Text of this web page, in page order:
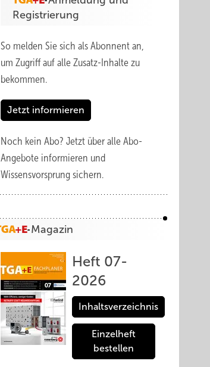
Registrierung
So melden Sie sich als Abonnent an,
um Zugriff auf alle Zusatz-Inhalte zu
bekommen.
Jetzt informieren
Noch kein Abo? Jetzt über alle Abo-
Angebote informieren und
Wissensvorsprung sichern.
Magazin
Heft 07-
2026
Inhaltsverzeichnis
Einzelheft
bestellen